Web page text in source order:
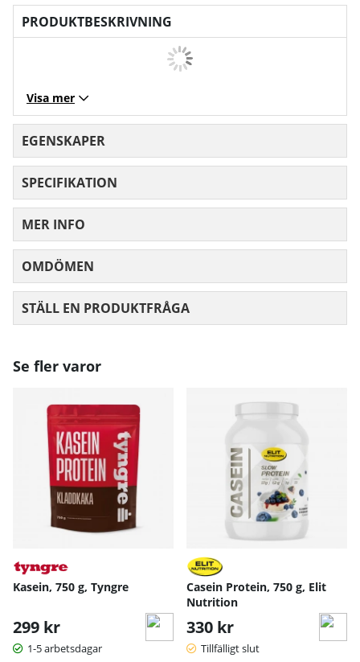
PRODUKTBESKRIVNING
Visa mer
EGENSKAPER
SPECIFIKATION
MER INFO
OMDÖMEN
STÄLL EN PRODUKTFRÅGA
Se fler varor
Kasein, 750 g, Tyngre
299 kr
1-5 arbetsdagar
Casein Protein, 750 g, Elit
Nutrition
330 kr
Tillfälligt slut